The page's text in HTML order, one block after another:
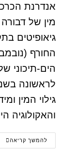
מין של
גיאופיטים
החורף
הים-תיכוני
גילוי המין
והאקולוגיה
להמשך קריאה